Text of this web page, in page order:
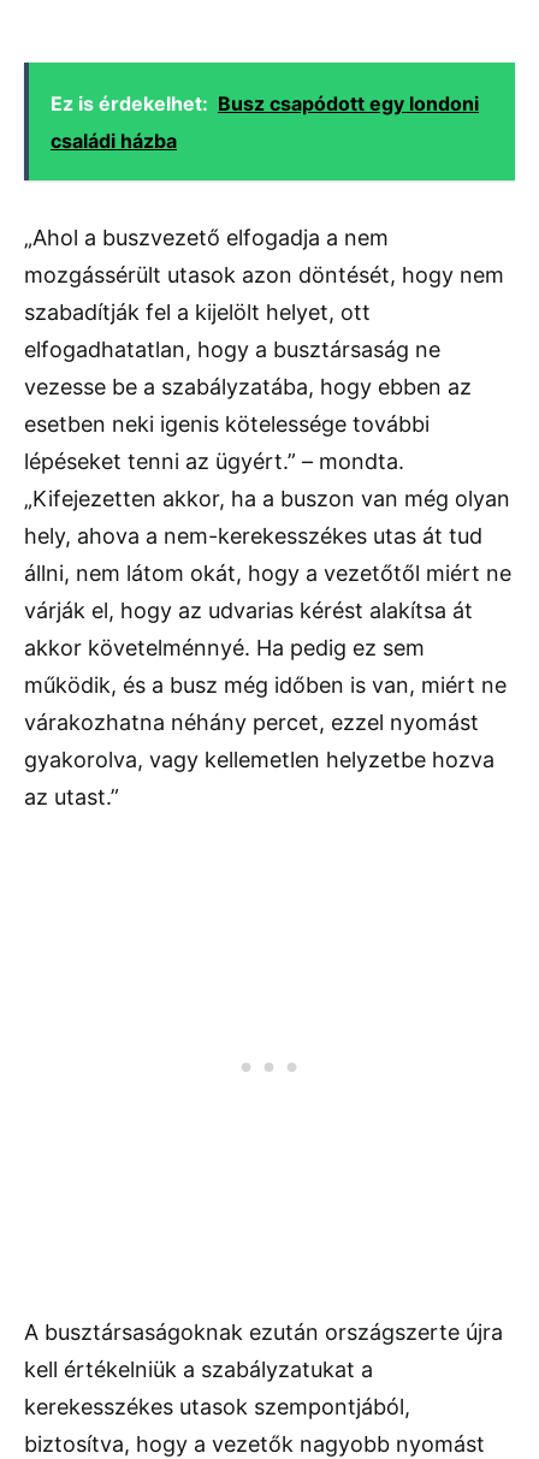
Ez is érdekelhet: Busz csapódott egy londoni
családi házba
„Ahol a buszvezető elfogadja a nem
mozgássérült utasok azon döntését, hogy nem
szabadítják fel a kijelölt helyet, ott
elfogadhatatlan, hogy a busztársaság ne
vezesse be a szabályzatába, hogy ebben az
esetben neki igenis kötelessége további
lépéseket tenni az ügyért.” – mondta.
„Kifejezetten akkor, ha a buszon van még olyan
hely, ahova a nem-kerekesszékes utas át tud
állni, nem látom okát, hogy a vezetőtől miért ne
várják el, hogy az udvarias kérést alakítsa át
akkor követelménnyé. Ha pedig ez sem
működik, és a busz még időben is van, miért ne
várakozhatna néhány percet, ezzel nyomást
gyakorolva, vagy kellemetlen helyzetbe hozva
az utast.”
A busztársaságoknak ezután országszerte újra
kell értékelniük a szabályzatukat a
kerekesszékes utasok szempontjából,
biztosítva, hogy a vezetők nagyobb nyomást